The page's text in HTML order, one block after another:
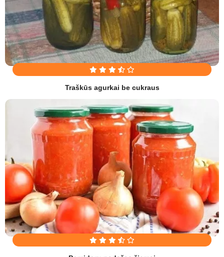
Traškūs agurkai be cukraus